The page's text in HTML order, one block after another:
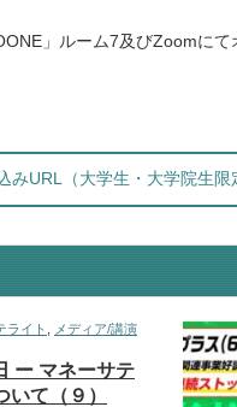
」ルーム7及びZoomにて
みURL（大学生・大学院生限
ライト
メディア/講演
ー マネーサテ
いて（９）